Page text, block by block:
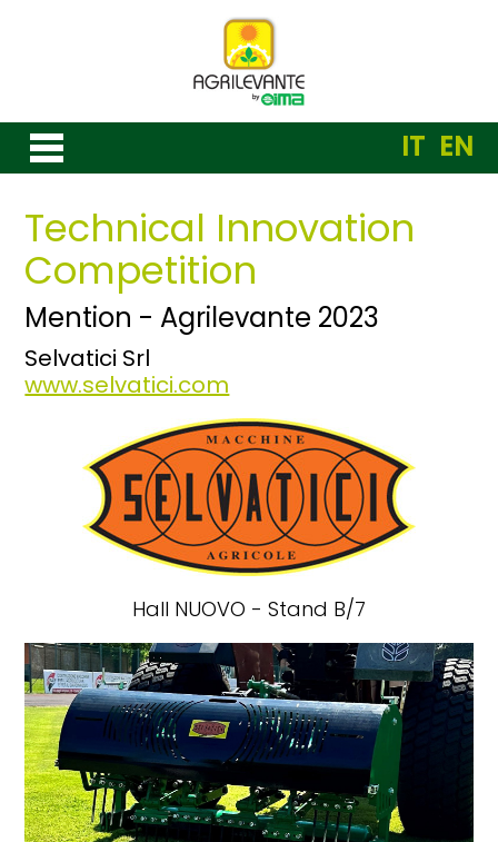
IT EN
Technical Innovation
Competition
Mention - Agrilevante 2023
Selvatici Srl
www.selvatici.com
Hall NUOVO - Stand B/7